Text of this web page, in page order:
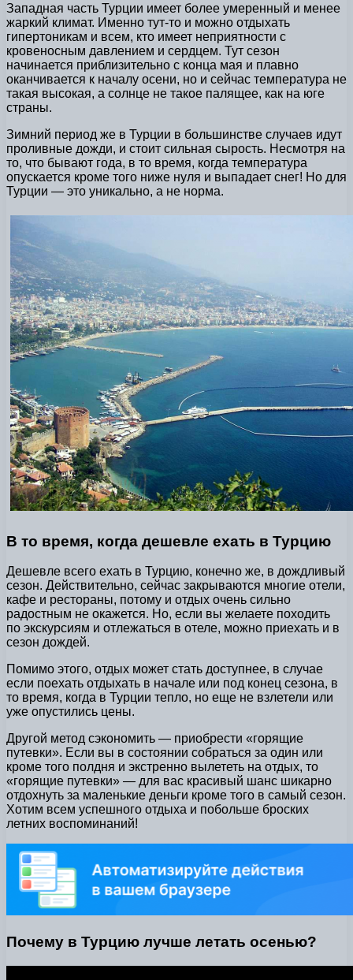
Западная часть Турции имеет более умеренный и менее
жаркий климат. Именно тут-то и можно отдыхать
гипертоникам и всем, кто имеет неприятности с
кровеносным давлением и сердцем. Тут сезон
начинается приблизительно с конца мая и плавно
оканчивается к началу осени, но и сейчас температура не
такая высокая, а солнце не такое палящее, как на юге
страны.
Зимний период же в Турции в большинстве случаев идут
проливные дожди, и стоит сильная сырость. Несмотря на
то, что бывают года, в то время, когда температура
опускается кроме того ниже нуля и выпадает снег! Но для
Турции — это уникально, а не норма.
В то время, когда дешевле ехать в Турцию
Дешевле всего ехать в Турцию, конечно же, в дождливый
сезон. Действительно, сейчас закрываются многие отели,
кафе и рестораны, потому и отдых очень сильно
радостным не окажется. Но, если вы желаете походить
по экскурсиям и отлежаться в отеле, можно приехать и в
сезон дождей.
Помимо этого, отдых может стать доступнее, в случае
если поехать отдыхать в начале или под конец сезона, в
то время, когда в Турции тепло, но еще не взлетели или
уже опустились цены.
Другой метод сэкономить — приобрести «горящие
путевки». Если вы в состоянии собраться за один или
кроме того полдня и экстренно вылететь на отдых, то
«горящие путевки» — для вас красивый шанс шикарно
отдохнуть за маленькие деньги кроме того в самый сезон.
Хотим всем успешного отдыха и побольше броских
летних воспоминаний!
Почему в Турцию лучше летать осенью?